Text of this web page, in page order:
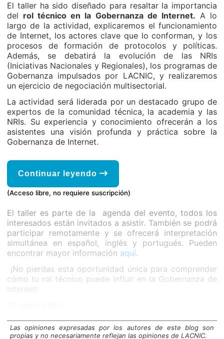
El taller ha sido diseñado para resaltar la importancia
del rol técnico en la Gobernanza de Internet. A lo
largo de la actividad, explicaremos el funcionamiento
de Internet, los actores clave que lo conforman, y los
procesos de formación de protocolos y políticas.
Además, se debatirá la evolución de las NRIs
(Iniciativas Nacionales y Regionales), los programas de
Gobernanza impulsados por LACNIC, y realizaremos
un ejercicio de negociación multisectorial.
La actividad será liderada por un destacado grupo de
expertos de la comunidad técnica, la academia y las
NRIs. Su experiencia y conocimiento ofrecerán a los
asistentes una visión profunda y práctica sobre la
Gobernanza de Internet.
Continuar leyendo
(Acceso libre, no requiere suscripción)
El taller es parte de la agenda del evento, todos los
interesados están invitados a asistir. También se podrá
participar remotamente y se ofrecerá interpretación
simultánea en español, inglés y portugués. Pueden
encontrar mayor información aquí.
¡No pierdas esta oportunidad única para comprender
cómo tu rol técnico puede influir en la Gobernanza de
Internet!
Las opiniones expresadas por los autores de este blog son
propias y no necesariamente reflejan las opiniones de LACNIC.